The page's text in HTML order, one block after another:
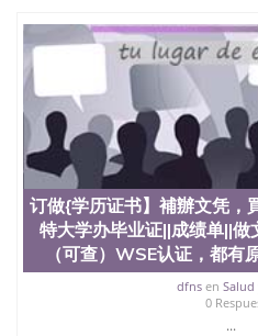
名综合性公立大学，它以极
茅的毕业薪资，浓厚的多元
教育质量，被《福克斯》
合性大学，每年有来自世界
生前往求学。 至今，这是一
位、声誉、实习机会和影响
誉为美国本科教育质量的核
计系更是在当今美国大学教
业生大多可以在其所处地域
机会。许多硅谷公司甚至在
供许多相应科系的实习机会
(UC)，还是加州州立大学系
都占据着加州所有大学中的
学座落于硅谷(Silicon
地区为全美的重要科技中心
订做{学历证书】補辦文凭
特大学办毕业证||成绩单||
（可查）WSE认证，都有
dfnsen Salud
0
...